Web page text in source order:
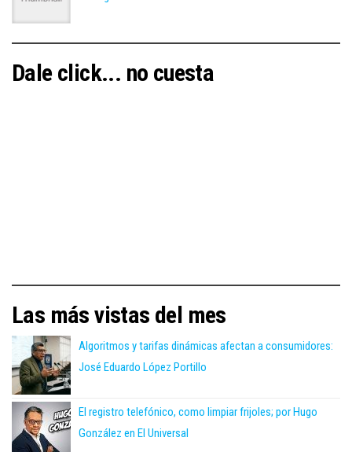
Dale click... no cuesta
Las más vistas del mes
Algoritmos y tarifas dinámicas afectan a consumidores:
José Eduardo López Portillo
El registro telefónico, como limpiar frijoles; por Hugo
González en El Universal